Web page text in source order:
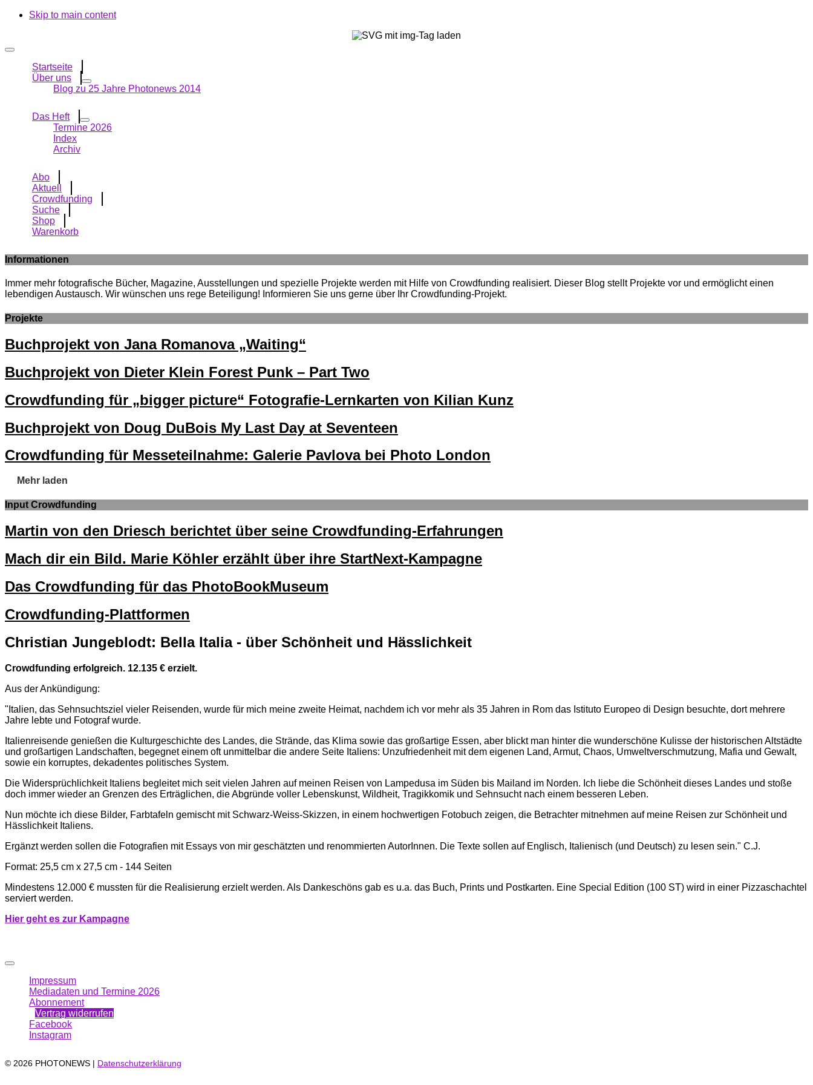
Skip to main content
Startseite
Über uns
Blog zu 25 Jahre Photonews 2014
Das Heft
Termine 2026
Index
Archiv
Abo
Aktuell
Crowdfunding
Suche
Shop
Warenkorb
Informationen
Immer mehr fotografische Bücher, Magazine, Ausstellungen und spezielle Projekte werden mit Hilfe von Crowdfunding realisiert. Dieser Blog stellt Projekte vor und ermöglicht einen
lebendigen Austausch. Wir wünschen uns rege Beteiligung! Informieren Sie uns gerne über Ihr Crowdfunding-Projekt.
Projekte
Buchprojekt von Jana Romanova „Waiting“
Buchprojekt von Dieter Klein Forest Punk – Part Two
Crowdfunding für „bigger picture“ Fotografie-Lernkarten von Kilian Kunz
Buchprojekt von Doug DuBois My Last Day at Seventeen
Crowdfunding für Messeteilnahme: Galerie Pavlova bei Photo London
Mehr laden
Input Crowdfunding
Martin von den Driesch berichtet über seine Crowdfunding-Erfahrungen
Mach dir ein Bild. Marie Köhler erzählt über ihre StartNext-Kampagne
Das Crowdfunding für das PhotoBookMuseum
Crowdfunding-Plattformen
Christian Jungeblodt: Bella Italia - über Schönheit und Hässlichkeit
Crowdfunding erfolgreich. 12.135 € erzielt.
Aus der Ankündigung:
"Italien, das Sehnsuchtsziel vieler Reisenden, wurde für mich meine zweite Heimat, nachdem ich vor mehr als 35 Jahren in Rom das Istituto Europeo di Design besuchte, dort mehrere
Jahre lebte und Fotograf wurde.
Italienreisende genießen die Kulturgeschichte des Landes, die Strände, das Klima sowie das großartige Essen, aber blickt man hinter die wunderschöne Kulisse der historischen Altstädte
und großartigen Landschaften, begegnet einem oft unmittelbar die andere Seite Italiens: Unzufriedenheit mit dem eigenen Land, Armut, Chaos, Umweltverschmutzung, Mafia und Gewalt,
sowie ein korruptes, dekadentes politisches System.
Die Widersprüchlichkeit Italiens begleitet mich seit vielen Jahren auf meinen Reisen von Lampedusa im Süden bis Mailand im Norden. Ich liebe die Schönheit dieses Landes und stoße
doch immer wieder an Grenzen des Erträglichen, die Abgründe voller Lebenskunst, Wildheit, Tragikkomik und Sehnsucht nach einem besseren Leben.
Nun möchte ich diese Bilder, Farbtafeln gemischt mit Schwarz-Weiss-Skizzen, in einem hochwertigen Fotobuch zeigen, die Betrachter mitnehmen auf meine Reisen zur Schönheit und
Hässlichkeit Italiens.
Ergänzt werden sollen die Fotografien mit Essays von mir geschätzten und renommierten AutorInnen. Die Texte sollen auf Englisch, Italienisch (und Deutsch) zu lesen sein." C.J.
Format: 25,5 cm x 27,5 cm - 144 Seiten
Mindestens 12.000 € mussten für die Realisierung erzielt werden. Als Dankeschöns gab es u.a. das Buch, Prints und Postkarten. Eine Special Edition (100 ST) wird in einer Pizzaschachtel
serviert werden.
Hier geht es zur Kampagne
Impressum
Mediadaten und Termine 2026
Abonnement
Vertrag widerrufen
Facebook
Instagram
© 2026 PHOTONEWS | Datenschutzerklärung